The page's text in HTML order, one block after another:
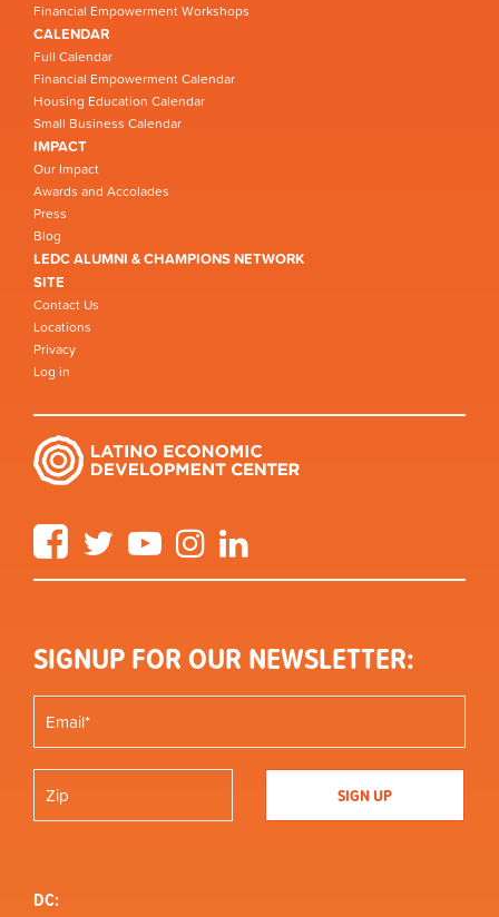
Financial Empowerment Workshops
CALENDAR
Full Calendar
Financial Empowerment Calendar
Housing Education Calendar
Small Business Calendar
IMPACT
Our Impact
Awards and Accolades
Press
Blog
LEDC ALUMNI & CHAMPIONS NETWORK
SITE
Contact Us
Locations
Privacy
Log in
FacebookTwitter YouTube Instagram
SIGNUP FOR OUR NEWSLETTER:
DC: